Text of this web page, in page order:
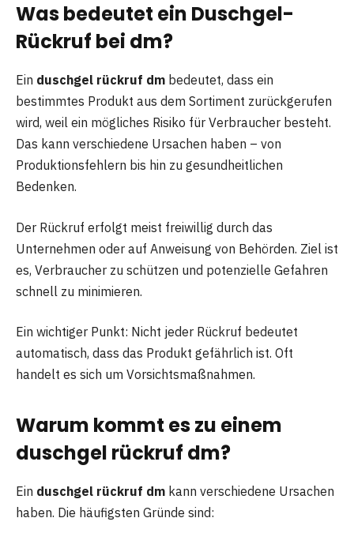
Was bedeutet ein Duschgel-
Rückruf bei dm?
Ein duschgel rückruf dm bedeutet, dass ein
bestimmtes Produkt aus dem Sortiment zurückgerufen
wird, weil ein mögliches Risiko für Verbraucher besteht.
Das kann verschiedene Ursachen haben – von
Produktionsfehlern bis hin zu gesundheitlichen
Bedenken.
Der Rückruf erfolgt meist freiwillig durch das
Unternehmen oder auf Anweisung von Behörden. Ziel ist
es, Verbraucher zu schützen und potenzielle Gefahren
schnell zu minimieren.
Ein wichtiger Punkt: Nicht jeder Rückruf bedeutet
automatisch, dass das Produkt gefährlich ist. Oft
handelt es sich um Vorsichtsmaßnahmen.
Warum kommt es zu einem
duschgel rückruf dm?
Ein duschgel rückruf dm kann verschiedene Ursachen
haben. Die häufigsten Gründe sind: